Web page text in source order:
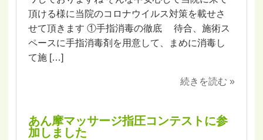
頂ける様に当院のコロナウイルス対策を載せさ
せて頂きます ①手指消毒の徹底 待合、施術ス
ペースに手指消毒剤を用意して、まめに消毒し
て施 […]
続きを読む »
あん摩マッサージ指圧コンテストに参
加しました